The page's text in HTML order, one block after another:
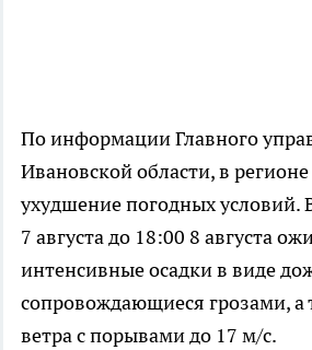
По информации Главного
Ивановской области, в
ухудшение погодных условий.
7 августа до 18:00 8 августа
интенсивные осадки в виде
сопровождающиеся грозами, а
ветра с порывами до 17 м/с.